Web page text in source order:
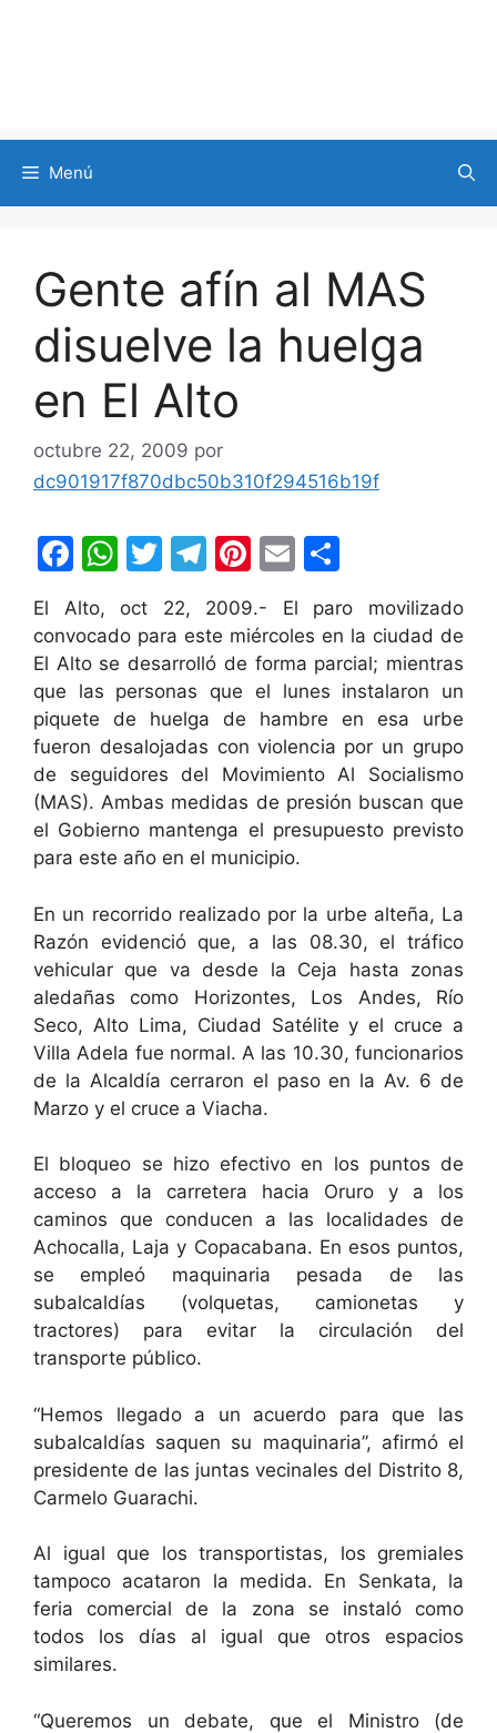
Menú
Gente afín al MAS
disuelve la huelga
en El Alto
octubre 22, 2009 por
dc901917f870dbc50b310f294516b19f
F
a
c
e
b
o
o
k
W
at
s
A
p
p
T
w
itt
er
T
el
e
gr
a
m
Pi
nt
er
e
st
E
m
ai
l
m
p
ar
tir
El Alto, oct 22, 2009.- El paro movilizado
convocado para este miércoles en la ciudad de
El Alto se desarrolló de forma parcial; mientras
que las personas que el lunes instalaron un
piquete de huelga de hambre en esa urbe
fueron desalojadas con violencia por un grupo
de seguidores del Movimiento Al Socialismo
(MAS). Ambas medidas de presión buscan que
el Gobierno mantenga el presupuesto previsto
para este año en el municipio.
En un recorrido realizado por la urbe alteña, La
Razón evidenció que, a las 08.30, el tráfico
vehicular que va desde la Ceja hasta zonas
aledañas como Horizontes, Los Andes, Río
Seco, Alto Lima, Ciudad Satélite y el cruce a
Villa Adela fue normal. A las 10.30, funcionarios
de la Alcaldía cerraron el paso en la Av. 6 de
Marzo y el cruce a Viacha.
El bloqueo se hizo efectivo en los puntos de
acceso a la carretera hacia Oruro y a los
caminos que conducen a las localidades de
Achocalla, Laja y Copacabana. En esos puntos,
se empleó maquinaria pesada de las
subalcaldías (volquetas, camionetas y
tractores) para evitar la circulación del
transporte público.
“Hemos llegado a un acuerdo para que las
subalcaldías saquen su maquinaria”, afirmó el
presidente de las juntas vecinales del Distrito 8,
Carmelo Guarachi.
Al igual que los transportistas, los gremiales
tampoco acataron la medida. En Senkata, la
feria comercial de la zona se instaló como
todos los días al igual que otros espacios
similares.
“Queremos un debate, que el Ministro (de